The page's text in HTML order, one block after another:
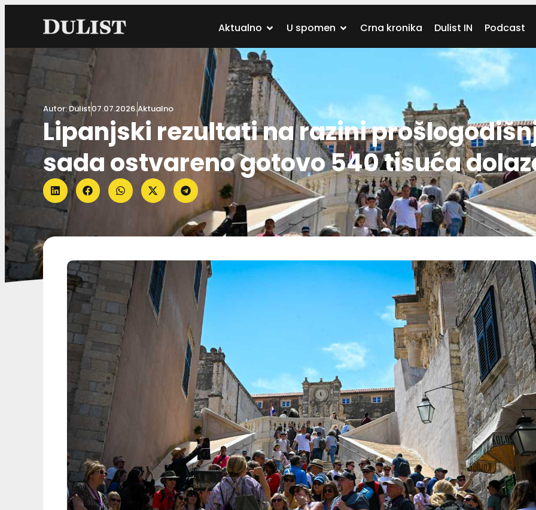
Aktualno U spomen Crna kronika Dulist IN Podcast
Autor:Dulist07.07.2026.Aktualno
Lipanjski rezultati na razini
sada ostvareno gotovo 540 tisuća